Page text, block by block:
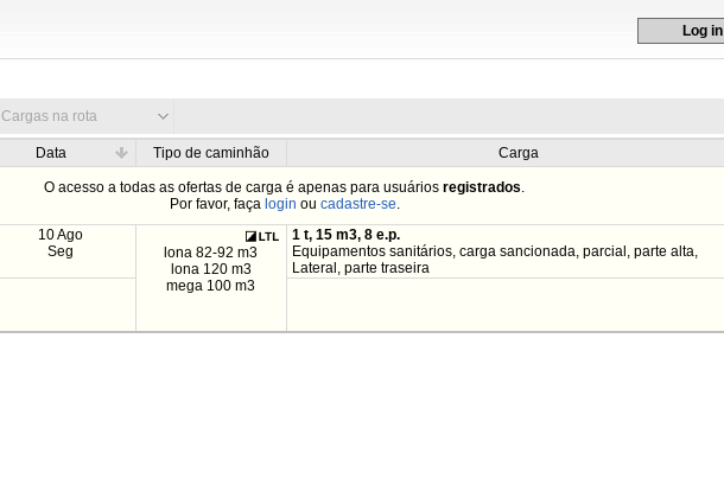
Log in
Cargas na rota
Data Tipo de caminhão Carga
O acesso a todas as ofertas de carga é apenas para usuáriosregistrados.
Por favor, faça login ou cadastre-se.
10 Ago
Seg
lona 82-92 m3
lona 120 m3
mega 100 m3
1 t, 15 m3, 8 e.p.
Equipamentos sanitários, carga sancionada, parcial, parte alta,
Lateral, parte traseira